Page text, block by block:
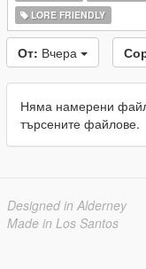
LORE FRIENDLY
От: Вчера
Няма намерени
търсените файлове.
Designed in Alderney
Made in Los Santos